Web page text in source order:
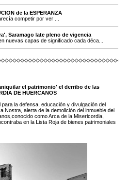
de la ESPERANZA
competir por ver ...
Saramago late pleno de vigencia
nuevas capas de significado cada déca...
el patrimonio' el derribo de las
DE HUERCANOS
la defensa, educación y divulgación del
Nostra, alerta de la demolición del inmueble del
como Arca de la Misericordia,
en la Lista Roja de bienes patrimoniales